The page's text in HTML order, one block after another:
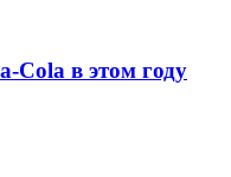
Cola в этом году